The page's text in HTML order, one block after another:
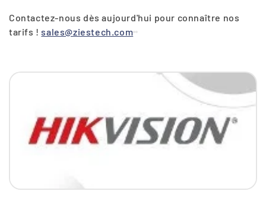
n
Contactez-nous dès aujourd'hui pour connaître nos
tarifs ! sales@ziestech.com